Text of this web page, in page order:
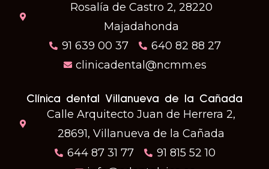
Rosalía de Castro 2, 28220
Majadahonda
91 639 00 37
640 82 88 27
clinicadental@ncmm.es
Clínica dental Villanueva de la Cañada
Calle Arquitecto Juan de Herrera 2,
28691, Villanueva de la Cañada
644 87 31 77
91 815 52 10